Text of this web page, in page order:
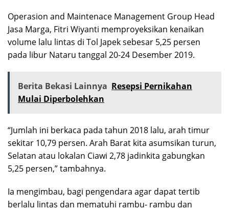
Operasion and Maintenace Management Group Head
Jasa Marga, Fitri Wiyanti memproyeksikan kenaikan
volume lalu lintas di Tol Japek sebesar 5,25 persen
pada libur Nataru tanggal 20-24 Desember 2019.
Berita Bekasi Lainnya Resepsi Pernikahan
Mulai Diperbolehkan
“Jumlah ini berkaca pada tahun 2018 lalu, arah timur
sekitar 10,79 persen. Arah Barat kita asumsikan turun,
Selatan atau lokalan Ciawi 2,78 jadinkita gabungkan
5,25 persen,” tambahnya.
Ia mengimbau, bagi pengendara agar dapat tertib
berlalu lintas dan mematuhi rambu- rambu dan